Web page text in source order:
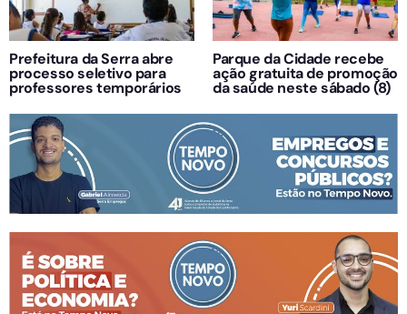
Prefeitura da Serra abre
processo seletivo para
professores temporários
Parque da Cidade recebe
ação gratuita de promoção
da saúde neste sábado (8)